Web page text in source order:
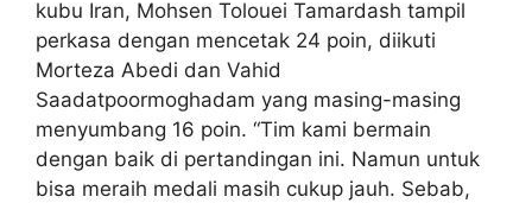
kubu Iran, Mohsen Tolouei Tamardash tampil
perkasa dengan mencetak 24 poin, diikuti
Morteza Abedi dan Vahid
Saadatpoormoghadam yang masing-masing
menyumbang 16 poin. “Tim kami bermain
dengan baik di pertandingan ini. Namun untuk
bisa meraih medali masih cukup jauh. Sebab,